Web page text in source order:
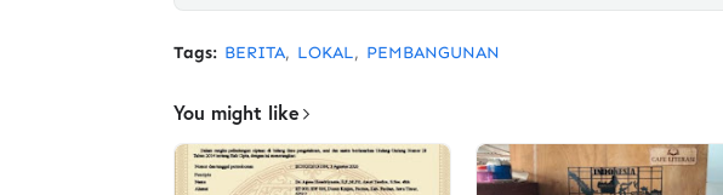
Tags: BERITA LOKAL PEMBANGUNAN
You might like